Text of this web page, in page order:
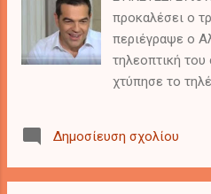
προκαλέσει ο
περιέγραψε ο
τηλεοπτική του
χτύπησε το
δύο σμηναγών
διάρκεια
Δημοσίευση σχολίου